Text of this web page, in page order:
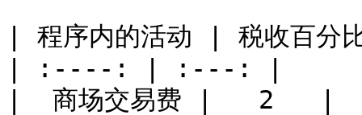
| 程序内的活动 | 税收百分
| :----: | :---: |
|  商场交易费 |   2   |